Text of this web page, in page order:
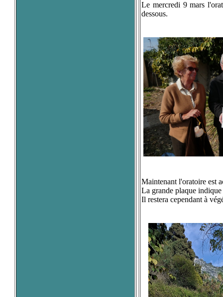
Le mercredi 9 mars
dessous.
Maintenant l'oratoire est
La grande plaque
Il restera cependant à